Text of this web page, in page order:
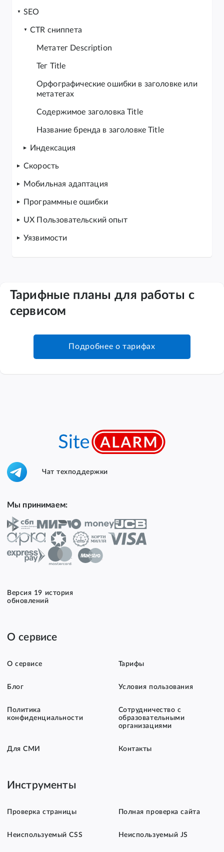
SEO
CTR сниппета
Метатег Description
Тег Title
Орфографические ошибки в заголовке или
метатегах
Содержимое заголовка Title
Название бренда в заголовке Title
Индексация
Скорость
Мобильная адаптация
Программные ошибки
UX Пользовательский опыт
Уязвимости
Тарифные планы для работы с
сервисом
Подробнее о тарифах
Чат техподдержки
Мы принимаем:
Версия 19 история
обновлений
О сервисе
О сервисе Тарифы
Блог Условия пользования
Политика
конфиденциальности
Сотрудничество с
образовательными
организациями
Для СМИ Контакты
Инструменты
Проверка страницы Полная проверка сайта
Неиспользуемый CSS Неиспользуемый JS